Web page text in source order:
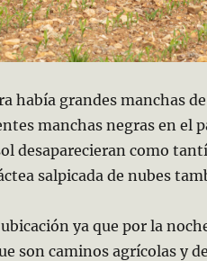
había grandes manchas
manchas negras en el
desaparecieran como
salpicada de nubes
ya que por la
son caminos agrícolas y